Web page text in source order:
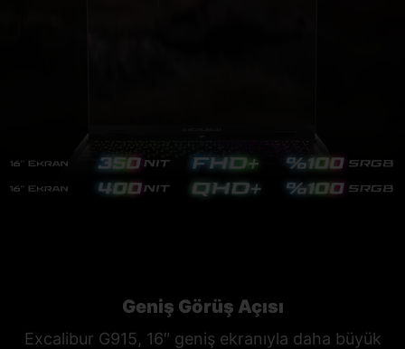
Geniş Görüş Açısı
Excalibur G915, 16″ geniş ekranıyla daha büyük